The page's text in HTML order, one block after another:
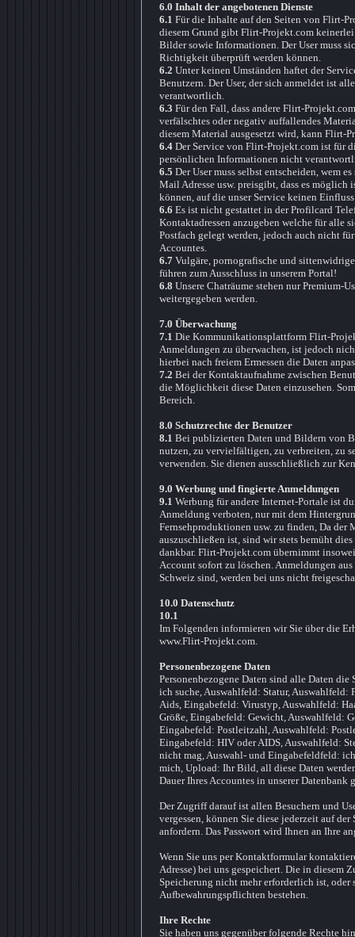
6.0 Inhalt der angebotenen Dienste
6.1 Für die Inhalte auf den Seiten von Flirt-
diesem Grund gibt Flirt-Projekt.com
Bilder sowie Informationen. Der User muss
Richtigkeit überprüft werden können.
6.2 Unter keinen Umständen haftet der
Benutzern. Der User, der sich anmeldet ist
verantwortlich.
6.3 Für den Fall, dass andere Flirt-
verfälschtes oder negativ auffallendes
diesem Material ausgesetzt wird, kann Flirt-
6.4Der Service von Flirt-Projekt.com ist für
persönlichen Informationen nicht
6.5 Der User muss selbst entscheiden, wem
Mail Adresse usw. preisgibt, dass es möglich
können, auf die unser Service keinen
6.6 Es ist nicht gestattet in der Profilcard
Kontaktadressen anzugeben welche für alle
Postfach gelegt werden, jedoch auch nicht
Accountes.
6.7Vulgäre, pornografische und
führen zum Ausschluss in unserem Portal!
6.8 Unsere Chaträume stehen nur Premium-
weitergegeben werden.
7.0 Überwachung
7.1 Die Kommunikationsplattform Flirt-
Anmeldungen zu überwachen, ist jedoch
hierbei nach freiem Ermessen die Daten
7.2 Bei der Kontaktaufnahme zwischen
die Möglichkeit diese Daten einzusehen.
Bereich.
8.0 Schutzrechte der Benutzer
8.1 Bei publizierten Daten und Bildern von
nutzen, zu vervielfältigen, zu verbreiten, zu
verwenden. Sie dienen ausschließlich zur
9.0 Werbung und fingierte Anmeldungen
9.1 Werbung für andere Internet-Portale ist
Anmeldung verboten, nur mit dem
Fernsehproduktionen usw. zu finden, Da der
auszuschließen ist, sind wir stets bemüht
dankbar. Flirt-Projekt.com übernimmt
Account sofort zu löschen. Anmeldungen
Schweiz sind, werden bei uns nicht
10.0 Datenschutz
10.1
Im Folgenden informieren wir Sie über die
www.Flirt-Projekt.com.
Personenbezogene Daten
Personenbezogene Daten sind alle Daten
ich suche, Auswahlfeld: Statur,
Aids, Eingabefeld: Virustyp, Auswahlfeld:
Größe, Eingabefeld: Gewicht, Auswahlfeld:
Eingabefeld: Postleitzahl, Auswahlfeld:
Eingabefeld: HIV oder AIDS, Auswahlfeld:
nicht mag, Auswahl- und Eingabefeldfeld:
mich, Upload: Ihr Bild, all diese Daten
Dauer Ihres Accountes in unserer Datenbank
Der Zugriff darauf ist allen Besuchern und
vergessen, können Sie diese jederzeit auf
anfordern. Das Passwort wird Ihnen an Ihre
Wenn Sie uns per Kontaktformular
Adresse) bei uns gespeichert. Die in diesem
Speicherung nicht mehr erforderlich ist,
Aufbewahrungspflichten bestehen.
Ihre Rechte
Sie haben uns gegenüber folgende Rechte